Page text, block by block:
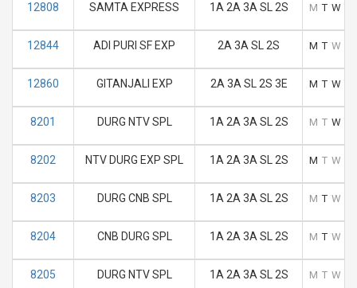
12808 SAMTA EXPRESS 1A 2A 3A SL 2S M T W
12844 ADI PURI SF EXP 2A 3A SL 2S M T W
12860 GITANJALI EXP 2A 3A SL 2S 3E M T W
8201 DURG NTV SPL 1A 2A 3A SL 2S M T W
8202 NTV DURG EXP SPL 1A 2A 3A SL 2S M T W
8203 DURG CNB SPL 1A 2A 3A SL 2S M T W
8204 CNB DURG SPL 1A 2A 3A SL 2S M T W
8205 DURG NTV SPL 1A 2A 3A SL 2S M T W